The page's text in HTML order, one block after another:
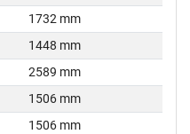
1732 mm
1448 mm
2589 mm
1506 mm
1506 mm